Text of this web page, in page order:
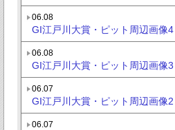
06.08
GI江戸川大賞・ピット周辺画像4
06.08
GI江戸川大賞・ピット周辺画像3
06.07
GI江戸川大賞・ピット周辺画像2
06.07